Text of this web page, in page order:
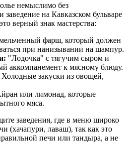
немыслимо без
на Кавказском бульваре
верный знак мастерства:
фарш, который должен
при нанизывании на шампур.
"Лодочка" с тягучим сыром и
аккомпанемент к мясному блюду.
Холодные закуски из овощей,
или лимонад, которые
мяса.
заведения, где в меню широко
(хачапури, лаваш), так как это
печи или тандыра, а не